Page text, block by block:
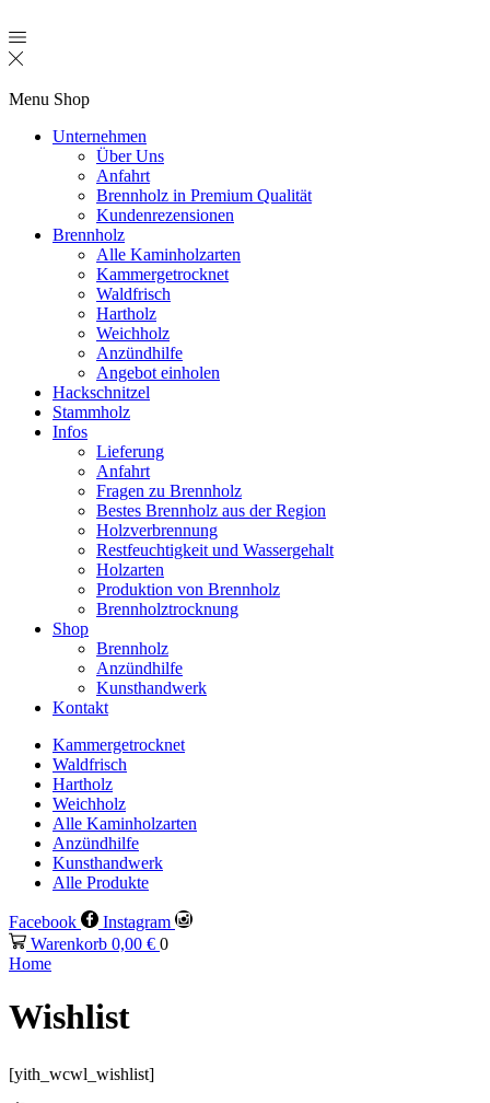
Menu Shop
Unternehmen
Über Uns
Anfahrt
Brennholz in Premium Qualität
Kundenrezensionen
Brennholz
Alle Kaminholzarten
Kammergetrocknet
Waldfrisch
Hartholz
Weichholz
Anzündhilfe
Angebot einholen
Hackschnitzel
Stammholz
Infos
Lieferung
Anfahrt
Fragen zu Brennholz
Bestes Brennholz aus der Region
Holzverbrennung
Restfeuchtigkeit und Wassergehalt
Holzarten
Produktion von Brennholz
Brennholztrocknung
Shop
Brennholz
Anzündhilfe
Kunsthandwerk
Kontakt
Kammergetrocknet
Waldfrisch
Hartholz
Weichholz
Alle Kaminholzarten
Anzündhilfe
Kunsthandwerk
Alle Produkte
Facebook
Instagram
Warenkorb 0,00 € 0
Home
Wishlist
[yith_wcwl_wishlist]